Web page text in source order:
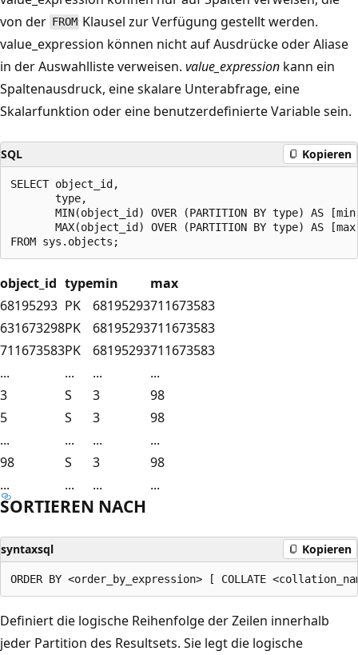
von der FROM Klausel zur Verfügung gestellt werden.
value_expression können nicht auf Ausdrücke oder Aliase
in der Auswahlliste verweisen. value_expression kann ein
Spaltenausdruck, eine skalare Unterabfrage, eine
Skalarfunktion oder eine benutzerdefinierte Variable sein.
SQL Kopieren
SELECT object_id,
       type,
MIN(object_id) OVER (PARTITION BY type) AS
MAX(object_id) OVER (PARTITION BY type) AS
object_id typemin
max
68195293 PK 68195293711673583
631673298PK 68195293711673583
711673583PK 68195293711673583
...
... ...
...
3
S 3
98
5
S 3
98
...
... ...
...
98
S 3
98
...
... ... ...
SORTIEREN NACH
syntaxsql Kopieren
Definiert die logische Reihenfolge der Zeilen innerhalb
jeder Partition des Resultsets. Sie legt die logische